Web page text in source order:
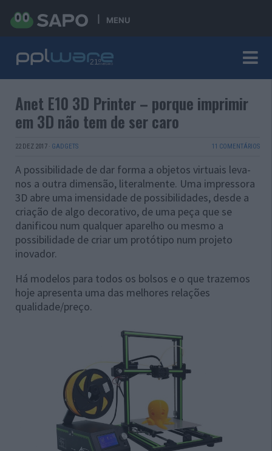
MENU
Anet E10 3D Printer – porque imprimir
em 3D não tem de ser caro
22 DEZ 2017 · GADGETS 11 COMENTÁRIOS
A possibilidade de dar forma a objetos virtuais leva-
nos a outra dimensão, literalmente. Uma impressora
3D abre uma imensidade de possibilidades, desde a
criação de algo decorativo, de uma peça que se
danificou num qualquer aparelho ou mesmo a
possibilidade de criar um protótipo num projeto
inovador.
Há modelos para todos os bolsos e o que trazemos
hoje apresenta uma das melhores relações
qualidade/preço.